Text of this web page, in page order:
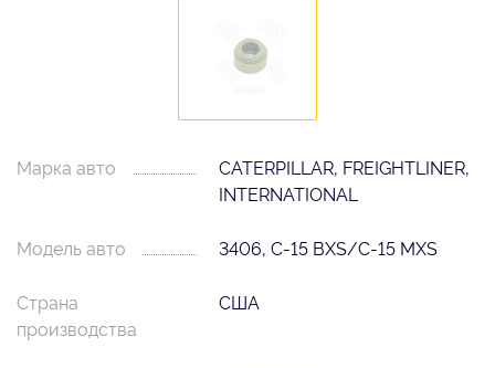
Марка авто
CATERPILLAR, FREIGHTLINER,
INTERNATIONAL
Модель авто 3406, C-15 BXS/C-15 MXS
Страна
производства
США